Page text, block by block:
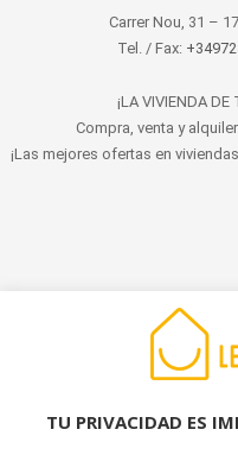
Carrer Nou, 31 –
Tel. / Fax:
¡LA VIVIENDA
Compra, venta y
¡Las mejores ofertas en
© 2022 LET'S HABITAT -
TU PRIVACIDAD ES